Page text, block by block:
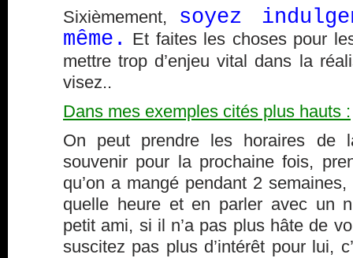
Sixièmement, soyez
même. Et faites les choses pour
mettre trop d’enjeu vital dans la
visez..
Dans mes exemples cités plus hauts :
On peut prendre les horaires de
souvenir pour la prochaine fois,
qu’on a mangé pendant 2
quelle heure et en parler avec un
petit ami, si il n’a pas plus hâte de
suscitez pas plus d’intérêt pour lui,